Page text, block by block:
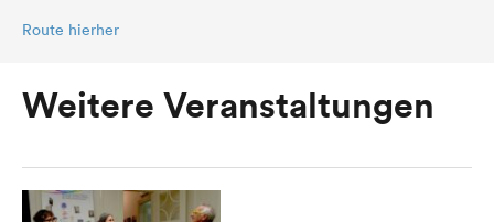
Route hierher
Weitere Veranstaltungen